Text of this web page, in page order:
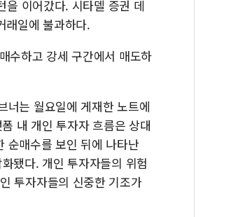
을 이어갔다. 시타델 증권 데
래일에 불과하다.
수하고 강세 구간에서 매도하
너는 월요일에 게재한 노트에
내 개인 투자자 흐름은 상대
순매수를 보인 뒤에 나타난
됐다. 개인 투자자들의 위험
투자자들의 신중한 기조가